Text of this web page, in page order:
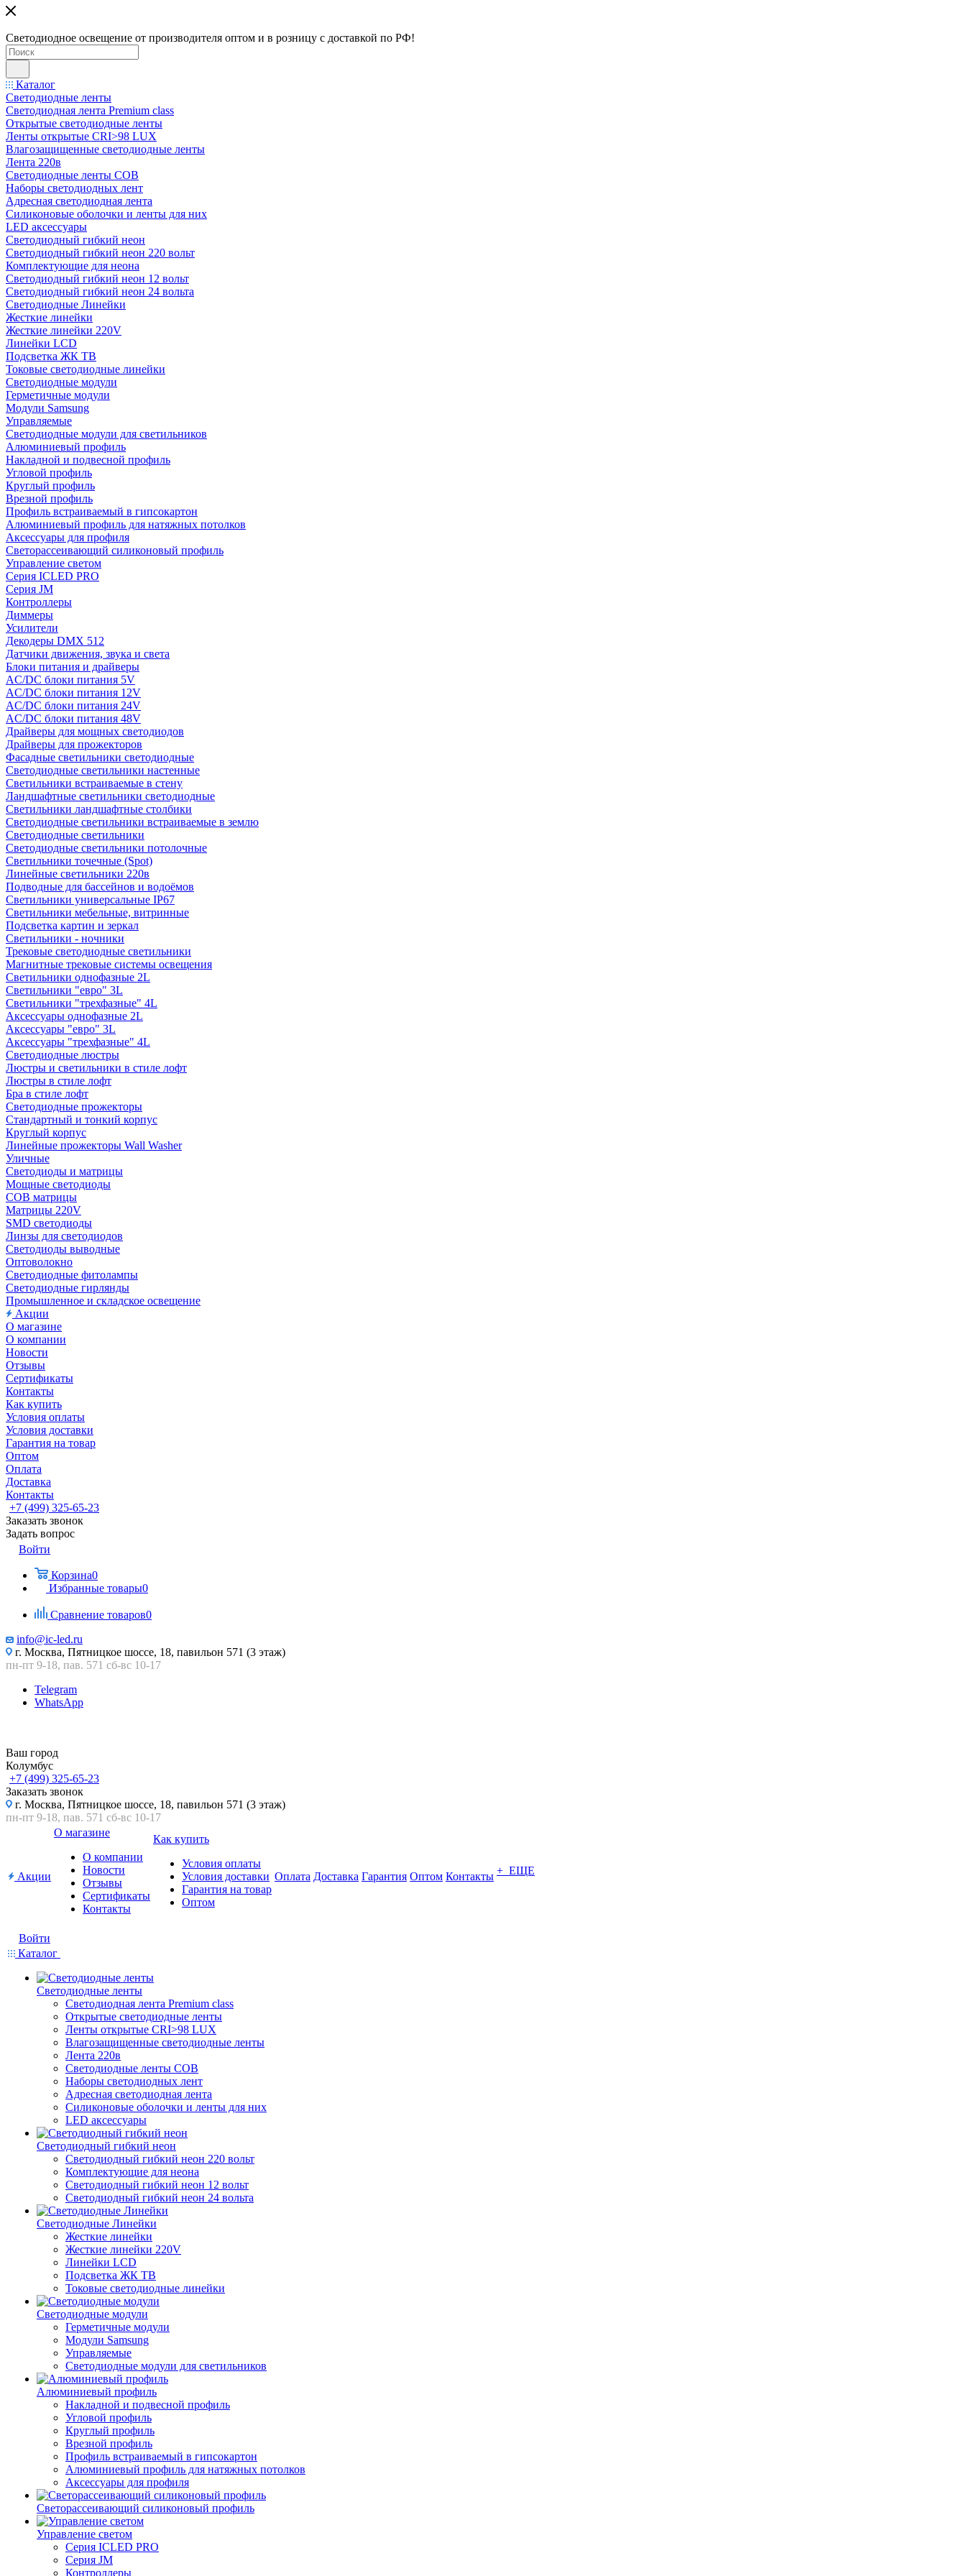
Светодиодное освещение от производителя оптом и в розницу с доставкой по РФ!
Каталог
Светодиодные ленты
Светодиодная лента Premium class
Открытые светодиодные ленты
Ленты открытые CRI>98 LUX
Влагозащищенные светодиодные ленты
Лента 220в
Светодиодные ленты COB
Наборы светодиодных лент
Адресная светодиодная лента
Силиконовые оболочки и ленты для них
LED аксессуары
Светодиодный гибкий неон
Светодиодный гибкий неон 220 вольт
Комплектующие для неона
Светодиодный гибкий неон 12 вольт
Светодиодный гибкий неон 24 вольта
Светодиодные Линейки
Жесткие линейки
Жесткие линейки 220V
Линейки LCD
Подсветка ЖК ТВ
Токовые светодиодные линейки
Светодиодные модули
Герметичные модули
Модули Samsung
Управляемые
Светодиодные модули для светильников
Алюминиевый профиль
Накладной и подвесной профиль
Угловой профиль
Круглый профиль
Врезной профиль
Профиль встраиваемый в гипсокартон
Алюминиевый профиль для натяжных потолков
Аксессуары для профиля
Светорассеивающий силиконовый профиль
Управление светом
Серия ICLED PRO
Серия JM
Контроллеры
Диммеры
Усилители
Декодеры DMX 512
Датчики движения, звука и света
Блоки питания и драйверы
AC/DC блоки питания 5V
AC/DC блоки питания 12V
AC/DC блоки питания 24V
AC/DC блоки питания 48V
Драйверы для мощных светодиодов
Драйверы для прожекторов
Фасадные светильники светодиодные
Светодиодные светильники настенные
Светильники встраиваемые в стену
Ландшафтные светильники светодиодные
Светильники ландшафтные столбики
Светодиодные светильники встраиваемые в землю
Светодиодные светильники
Светодиодные светильники потолочные
Светильники точечные (Spot)
Линейные светильники 220в
Подводные для бассейнов и водоёмов
Светильники универсальные IP67
Светильники мебельные, витринные
Подсветка картин и зеркал
Светильники - ночники
Трековые светодиодные светильники
Магнитные трековые системы освещения
Светильники однофазные 2L
Светильники "евро" 3L
Светильники "трехфазные" 4L
Аксессуары однофазные 2L
Аксессуары "евро" 3L
Аксессуары "трехфазные" 4L
Светодиодные люстры
Люстры и светильники в стиле лофт
Люстры в стиле лофт
Бра в стиле лофт
Светодиодные прожекторы
Стандартный и тонкий корпус
Круглый корпус
Линейные прожекторы Wall Washer
Уличные
Светодиоды и матрицы
Мощные светодиоды
COB матрицы
Матрицы 220V
SMD светодиоды
Линзы для светодиодов
Светодиоды выводные
Оптоволокно
Светодиодные фитолампы
Светодиодные гирлянды
Промышленное и складское освещение
Акции
О магазине
О компании
Новости
Отзывы
Сертификаты
Контакты
Как купить
Условия оплаты
Условия доставки
Гарантия на товар
Оптом
Оплата
Доставка
Контакты
+7 (499) 325-65-23
Заказать звонок
Задать вопрос
Войти
Корзина0
Избранные товары0
Сравнение товаров0
info@ic-led.ru
г. Москва, Пятницкое шоссе, 18, павильон 571 (3 этаж)
пн-пт 9-18, пав. 571 сб-вс 10-17
Telegram
WhatsApp
Ваш город
Колумбус
+7 (499) 325-65-23
Заказать звонок
г. Москва, Пятницкое шоссе, 18, павильон 571 (3 этаж)
пн-пт 9-18, пав. 571 сб-вс 10-17
Акции
О магазине
О компании
Новости
Отзывы
Сертификаты
Контакты
Как купить
Условия оплаты
Условия доставки
Гарантия на товар
Оптом
Оплата Доставка Гарантия Оптом Контакты + ЕЩЕ
Войти
Каталог
Светодиодные ленты
Светодиодная лента Premium class
Открытые светодиодные ленты
Ленты открытые CRI>98 LUX
Влагозащищенные светодиодные ленты
Лента 220в
Светодиодные ленты COB
Наборы светодиодных лент
Адресная светодиодная лента
Силиконовые оболочки и ленты для них
LED аксессуары
Светодиодный гибкий неон
Светодиодный гибкий неон 220 вольт
Комплектующие для неона
Светодиодный гибкий неон 12 вольт
Светодиодный гибкий неон 24 вольта
Светодиодные Линейки
Жесткие линейки
Жесткие линейки 220V
Линейки LCD
Подсветка ЖК ТВ
Токовые светодиодные линейки
Светодиодные модули
Герметичные модули
Модули Samsung
Управляемые
Светодиодные модули для светильников
Алюминиевый профиль
Накладной и подвесной профиль
Угловой профиль
Круглый профиль
Врезной профиль
Профиль встраиваемый в гипсокартон
Алюминиевый профиль для натяжных потолков
Аксессуары для профиля
Светорассеивающий силиконовый профиль
Управление светом
Серия ICLED PRO
Серия JM
Контроллеры